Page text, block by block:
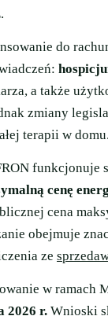
.
do
a także
zmiany
terapii w domu.
funkcjonuje
cenę
cena
obejmuje
ze
w ramach
2026 r. Wnioski